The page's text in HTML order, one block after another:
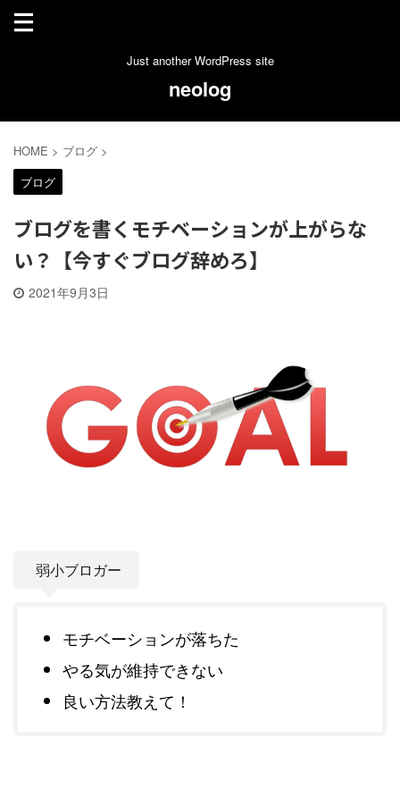
Just another WordPress site
neolog
HOME > ブログ >
ブログ
ブログを書くモチベーションが上がらな
い？【今すぐブログ辞めろ】
2021年9月3日
弱小ブロガー
モチベーションが落ちた
やる気が維持できない
良い方法教えて！